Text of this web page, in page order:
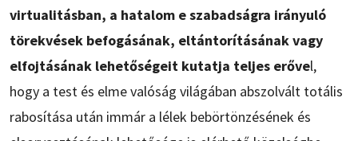
virtualitásban, a hatalom e szabadságra irányuló
törekvések befogásának, eltántorításának vagy
elfojtásának lehetőségeit kutatja teljes erővel,
hogy a test és elme valóság világában abszolvált totális
rabosítása után immár a lélek bebörtönzésének és